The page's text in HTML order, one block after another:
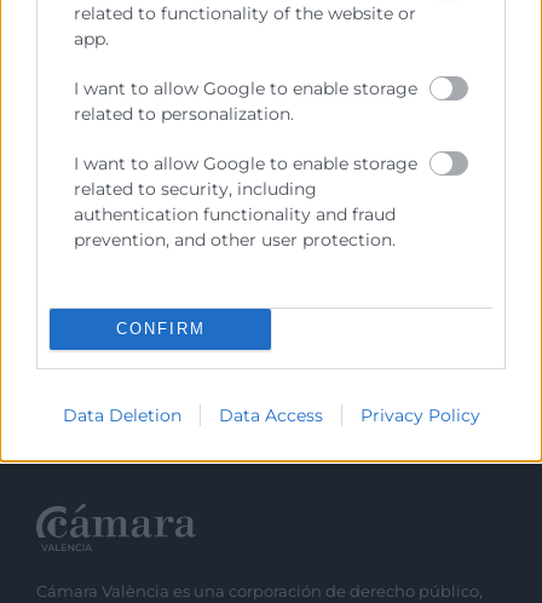
related to functionality of the website or
app.
I want to allow Google to enable storage
related to personalization.
I want to allow Google to enable storage
related to security, including
authentication functionality and fraud
prevention, and other user protection.
CONFIRM
Data Deletion Data Access Privacy Policy
He leído y acepto laPolítica de Privacidad
Cámara València es una corporación de derecho público,